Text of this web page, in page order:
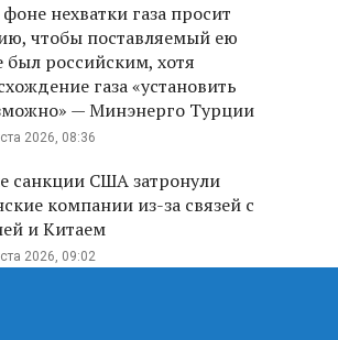
нехватки газа просит
чтобы поставляемый ею
был российским, хотя
газа «установить
— Минэнерго Турции
2026, 08:36
санкции США затронули
компании из-за связей с
и Китаем
2026, 09:02